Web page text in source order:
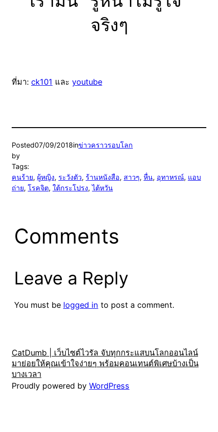
จริงๆ
ที่มา: ck101 และ youtube
Posted07/09/2018inข่าวคราวรอบโลก
by
Tags:
คนร้าย, ผู้หญิง, ระวังตัว, ร้านหนังสือ, สาวๆ, หื่น, อุทาหรณ์, แอบ
ถ่าย, โรคจิต, ใต้กระโปรง, ไต้หวัน
Comments
Leave a Reply
You must be logged in to post a comment.
CatDumb | เว็บไซต์ไวรัล จับทุกกระแสบนโลกออนไลน์
มาย่อยให้คุณเข้าใจง่ายๆ พร้อมคอนเทนต์พิเศษบ้างเป็น
บางเวลา
Proudly powered by WordPress